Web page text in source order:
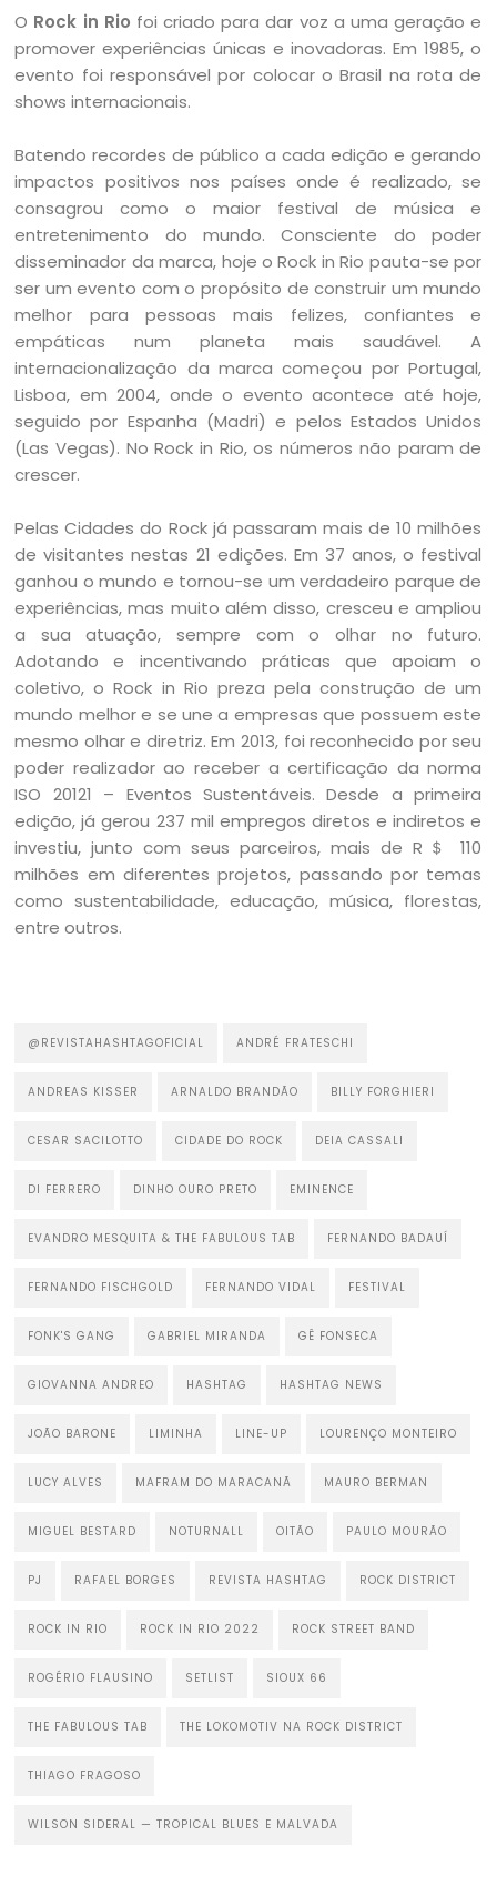
O Rock in Rio foi criado para dar voz a uma geração e
promover experiências únicas e inovadoras. Em 1985, o
evento foi responsável por colocar o Brasil na rota de
shows internacionais.
Batendo recordes de público a cada edição e gerando
impactos positivos nos países onde é realizado, se
consagrou como o maior festival de música e
entretenimento do mundo. Consciente do poder
disseminador da marca, hoje o Rock in Rio pauta-se por
ser um evento com o propósito de construir um mundo
melhor para pessoas mais felizes, confiantes e
empáticas num planeta mais saudável. A
internacionalização da marca começou por Portugal,
Lisboa, em 2004, onde o evento acontece até hoje,
seguido por Espanha (Madri) e pelos Estados Unidos
(Las Vegas). No Rock in Rio, os números não param de
crescer.
Pelas Cidades do Rock já passaram mais de 10 milhões
de visitantes nestas 21 edições. Em 37 anos, o festival
ganhou o mundo e tornou-se um verdadeiro parque de
experiências, mas muito além disso, cresceu e ampliou
a sua atuação, sempre com o olhar no futuro.
Adotando e incentivando práticas que apoiam o
coletivo, o Rock in Rio preza pela construção de um
mundo melhor e se une a empresas que possuem este
mesmo olhar e diretriz. Em 2013, foi reconhecido por seu
poder realizador ao receber a certificação da norma
ISO 20121 – Eventos Sustentáveis. Desde a primeira
edição, já gerou 237 mil empregos diretos e indiretos e
investiu, junto com seus parceiros, mais de R＄ 110
milhões em diferentes projetos, passando por temas
como sustentabilidade, educação, música, florestas,
entre outros.
@REVISTAHASHTAGOFICIAL ANDRÉ FRATESCHI
ANDREAS KISSER ARNALDO BRANDÃO BILLY FORGHIERI
CESAR SACILOTTO CIDADE DO ROCK DEIA CASSALI
DI FERRERO DINHO OURO PRETO EMINENCE
EVANDRO MESQUITA & THE FABULOUS TAB FERNANDO BADAUÍ
FERNANDO FISCHGOLD FERNANDO VIDAL FESTIVAL
FONK'S GANG GABRIEL MIRANDA GÊ FONSECA
GIOVANNA ANDREO HASHTAG HASHTAG NEWS
JOÃO BARONE LIMINHA LINE-UP LOURENÇO MONTEIRO
LUCY ALVES MAFRAM DO MARACANÃ MAURO BERMAN
MIGUEL BESTARD NOTURNALL OITÃO PAULO MOURÃO
PJ RAFAEL BORGES REVISTA HASHTAG ROCK DISTRICT
ROCK IN RIO ROCK IN RIO 2022 ROCK STREET BAND
ROGÉRIO FLAUSINO SETLIST SIOUX 66
THE FABULOUS TAB THE LOKOMOTIV NA ROCK DISTRICT
THIAGO FRAGOSO
WILSON SIDERAL — TROPICAL BLUES E MALVADA